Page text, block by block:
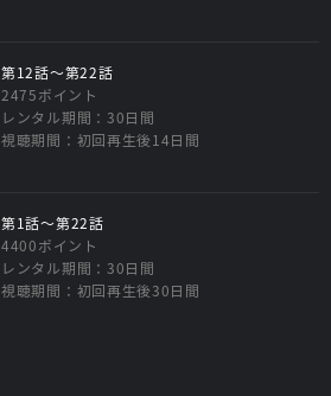
第12話～第22話
2475ポイント
レンタル期間：30日間
視聴期間：初回再生後14日間
第1話～第22話
4400ポイント
レンタル期間：30日間
視聴期間：初回再生後30日間